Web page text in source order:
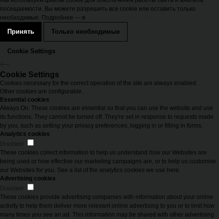
посещаемости. Вы можете разрешить все cookie или оставить только
необходимые. Подробнее — в
Принять Только необходимые
Cookie Settings
Cookie Settings
Cookies necessary for the correct operation of the site are always enabled.
Other cookies are configurable.
Essential cookies
Always On. These cookies are essential so that you can use the website and use
its functions. They cannot be turned off. They're set in response to requests made
by you, such as setting your privacy preferences, logging in or filling in forms.
Analytics cookies
Disabled
These cookies collect information to help us understand how our Websites are
being used or how effective our marketing campaigns are, or to help us customise
our Websites for you. See a list of the analytics cookies we use here.
Advertising cookies
Disabled
These cookies provide advertising companies with information about your online
activity to help them deliver more relevant online advertising to you or to limit how
many times you see an ad. This information may be shared with other advertising